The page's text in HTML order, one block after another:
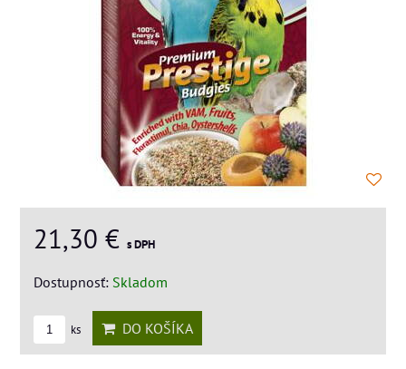
21,30 € s DPH
Dostupnosť: Skladom
ks DO KOŠÍKA